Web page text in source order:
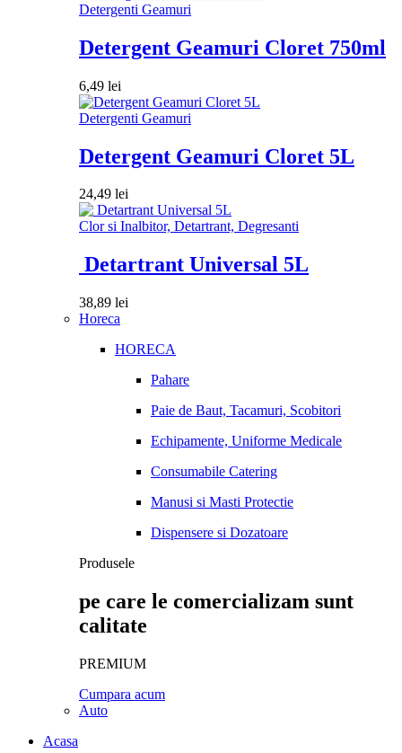
Detergenti Geamuri
Detergent Geamuri Cloret 750ml
6,49 lei
Detergenti Geamuri
Detergent Geamuri Cloret 5L
24,49 lei
Clor si Inalbitor, Detartrant, Degresanti
Detartrant Universal 5L
38,89 lei
Horeca
HORECA
Pahare
Paie de Baut, Tacamuri, Scobitori
Echipamente, Uniforme Medicale
Consumabile Catering
Manusi si Masti Protectie
Dispensere si Dozatoare
Produsele
pe care le comercializam sunt
calitate
PREMIUM
Cumpara acum
Auto
Acasa